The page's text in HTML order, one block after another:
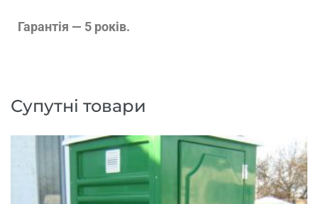
Гарантія — 5 років.
Супутні товари